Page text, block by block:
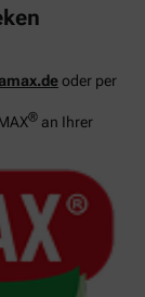
oder per
® an Ihrer